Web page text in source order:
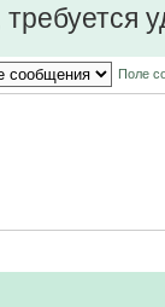
требуется
Поле